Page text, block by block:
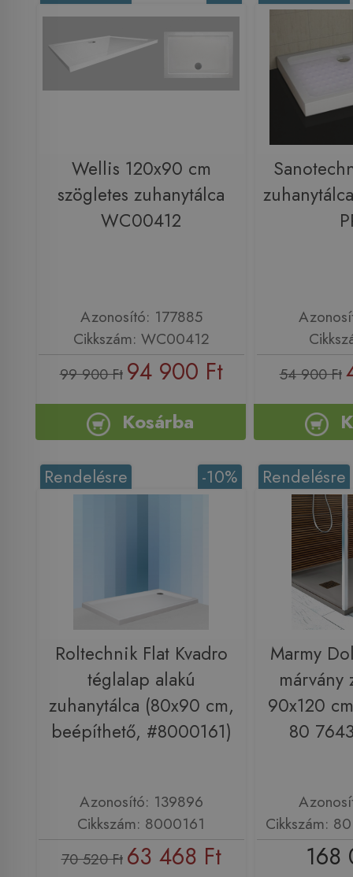
Wellis 120x90 cm
szögletes zuhanytálca
WC00412
Azonosító: 177885
Cikkszám: WC00412
99 900 Ft 94 900 Ft
Kosárba
54 900 Ft
-10%
Rendelésre
Roltechnik Flat Kvadro
téglalap alakú
zuhanytálca (80x90 cm,
beépíthető, #8000161)
Azonosító: 139896
Cikkszám: 8000161
70 520 Ft 63 468 Ft
Rendelésre
Marmy
márvány
90x120
80
Cikkszám:
168